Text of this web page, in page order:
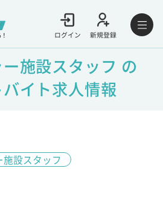
ログイン 新規登録
施設スタッフ の
イト求人情報
施設スタッフ